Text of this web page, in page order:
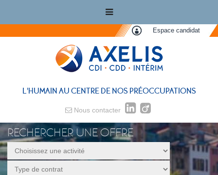
Espace candidat
L'HUMAIN AU CENTRE DE NOS PRÉOCCUPATIONS
Nous contacter
RECHERCHER UNE OFFRE